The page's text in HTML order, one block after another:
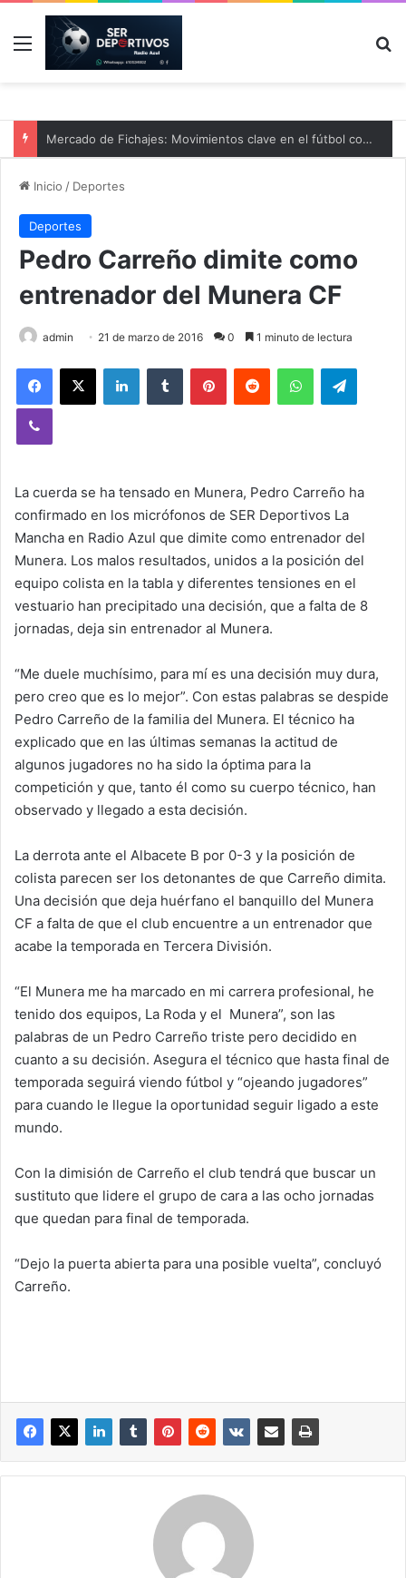
Menú
Mercado de Fichajes: Movimientos clave en el fútbol comarcal
Inicio / Deportes
Deportes
Pedro Carreño dimite como
entrenador del Munera CF
admin 21 de marzo de 2016 0 1 minuto de lectura
La cuerda se ha tensado en Munera, Pedro Carreño ha
confirmado en los micrófonos de SER Deportivos La
Mancha en Radio Azul que dimite como entrenador del
Munera. Los malos resultados, unidos a la posición del
equipo colista en la tabla y diferentes tensiones en el
vestuario han precipitado una decisión, que a falta de 8
jornadas, deja sin entrenador al Munera.
“Me duele muchísimo, para mí es una decisión muy dura,
pero creo que es lo mejor”. Con estas palabras se despide
Pedro Carreño de la familia del Munera. El técnico ha
explicado que en las últimas semanas la actitud de
algunos jugadores no ha sido la óptima para la
competición y que, tanto él como su cuerpo técnico, han
observado y llegado a esta decisión.
La derrota ante el Albacete B por 0-3 y la posición de
colista parecen ser los detonantes de que Carreño dimita.
Una decisión que deja huérfano el banquillo del Munera
CF a falta de que el club encuentre a un entrenador que
acabe la temporada en Tercera División.
“El Munera me ha marcado en mi carrera profesional, he
tenido dos equipos, La Roda y el Munera”, son las
palabras de un Pedro Carreño triste pero decidido en
cuanto a su decisión. Asegura el técnico que hasta final de
temporada seguirá viendo fútbol y “ojeando jugadores”
para cuando le llegue la oportunidad seguir ligado a este
mundo.
Con la dimisión de Carreño el club tendrá que buscar un
sustituto que lidere el grupo de cara a las ocho jornadas
que quedan para final de temporada.
“Dejo la puerta abierta para una posible vuelta”, concluyó
Carreño.